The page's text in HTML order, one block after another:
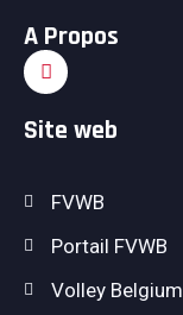
A Propos
Site web
FVWB
Portail FVWB
Volley Belgium